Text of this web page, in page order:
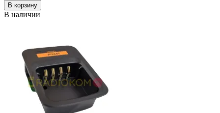
В корзину
В наличии